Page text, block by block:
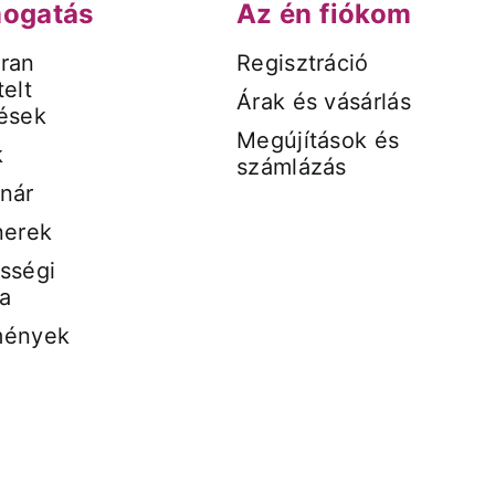
Az én fiókom
Regisztráció
Árak és vásárlás
Megújítások és
számlázás